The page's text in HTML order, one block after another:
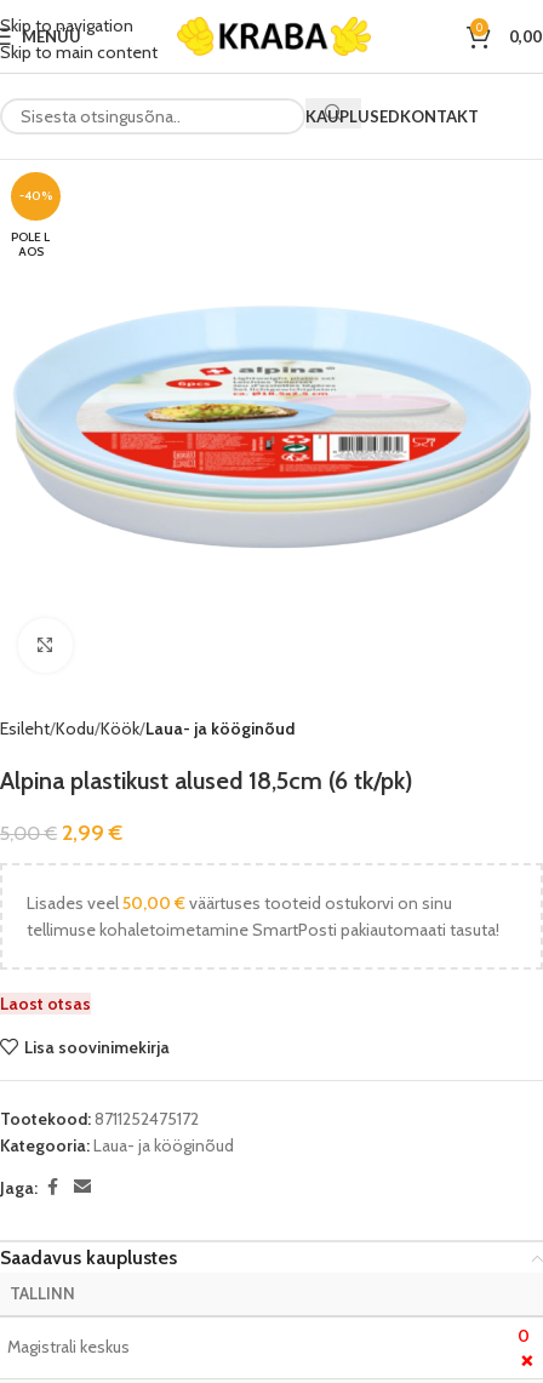
Skip to navigation
Skip to main content
MENÜÜ 0
KAUPLUSEDKONTAKT
-40%
POLE L
AOS
Esileht Kodu Köök Laua- ja kööginõud
Alpina plastikust alused 18,5cm (6 tk/pk)
5,00€ 2,99€
Lisades veel50,00 €väärtuses tooteid ostukorvi on sinu
tellimuse kohaletoimetamine SmartPosti pakiautomaati tasuta!
Laost otsas
Lisa soovinimekirja
Tootekood:8711252475172
Kategooria:Laua- ja kööginõud
Jaga:
Saadavus kauplustes
TALLINN
Magistrali keskus 0
❌